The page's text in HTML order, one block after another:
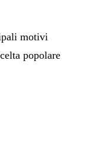
motivi
popolare